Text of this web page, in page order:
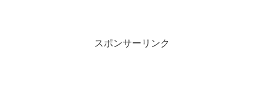
スポンサーリンク